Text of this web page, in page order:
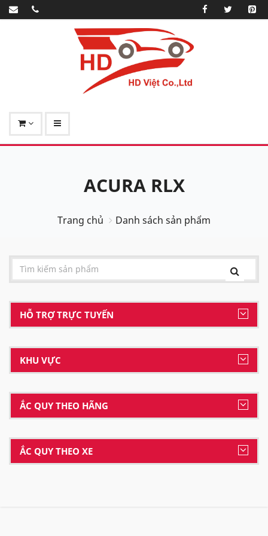
ACURA RLX
Trang chủ Danh sách sản phẩm
HỖ TRỢ TRỰC TUYẾN
KHU VỰC
ẮC QUY THEO HÃNG
ẮC QUY THEO XE